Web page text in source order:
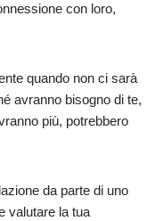
con loro,
quando non ci sarà
avranno bisogno di te,
più, potrebbero
da parte di uno
valutare la tua